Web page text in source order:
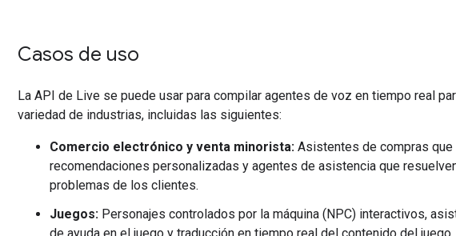
Casos de uso
La API de Live se puede usar para compilar agentes de voz en tiempo real
variedad de industrias, incluidas las siguientes:
Comercio electrónico y venta minorista: Asistentes de compras
recomendaciones personalizadas y agentes de asistencia que
problemas de los clientes.
Juegos: Personajes controlados por la máquina (NPC) interactivos,